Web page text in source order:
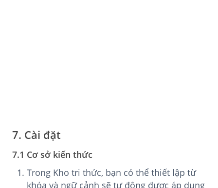
7. Cài đặt
7.1 Cơ sở kiến thức
Trong Kho tri thức, bạn có thể thiết lập từ
khóa và ngữ cảnh sẽ tự động được áp dụng